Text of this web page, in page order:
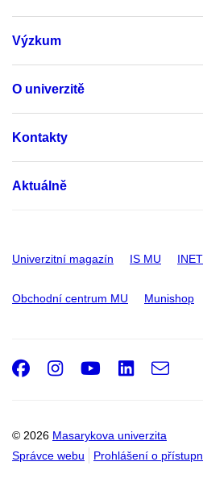
Výzkum
O univerzitě
Kontakty
Aktuálně
Univerzitní magazín IS MU
Obchodní centrum MU Munishop
© 2026 Masarykova univerzita
Správce webu
Prohlášení o
Facebook
Instagram
Youtube
e-